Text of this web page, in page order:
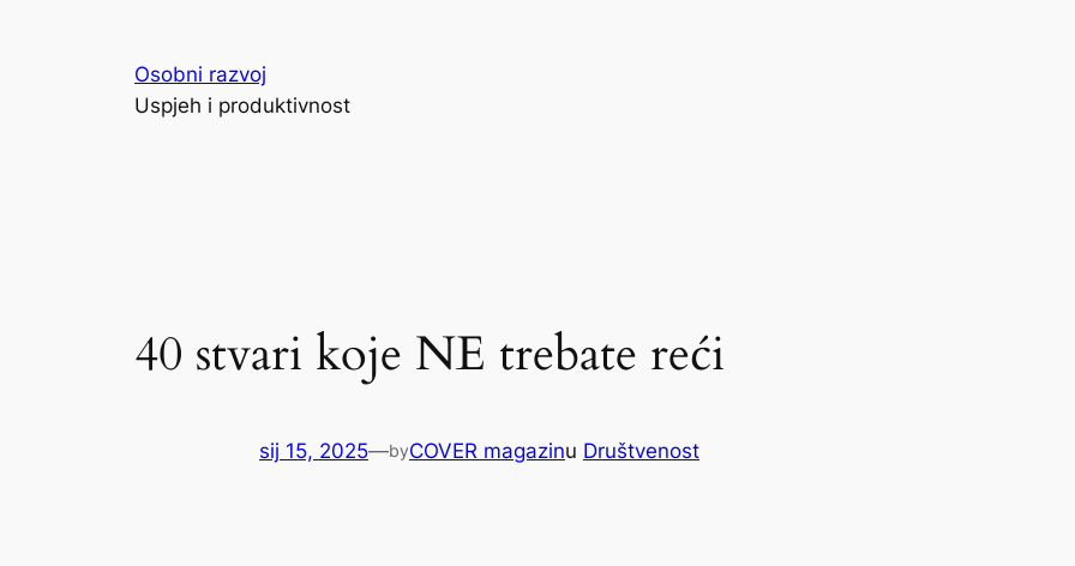
Osobni razvoj
Uspjeh i produktivnost
40 stvari koje NE trebate reći
sij 15, 2025—byCOVER magazinu Društvenost